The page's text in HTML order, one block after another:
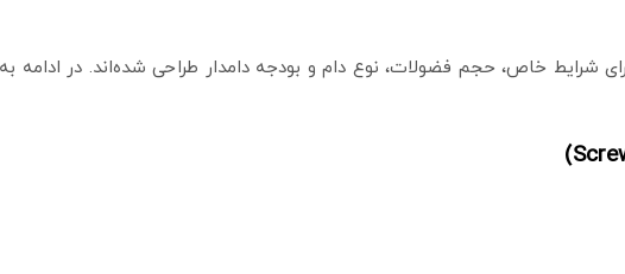
شرایط خاص، حجم فضولات، نوع دام و بودجه دامدار طراحی شده‌اند. در